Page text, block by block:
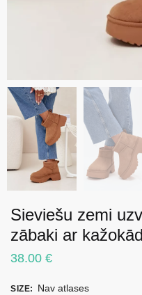
Sieviešu zemi
zābaki ar
38.00 €
SIZE: Nav atlases